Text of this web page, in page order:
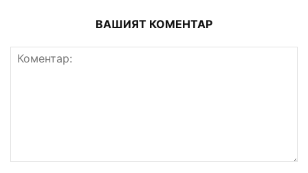
ВАШИЯТ КОМЕНТАР